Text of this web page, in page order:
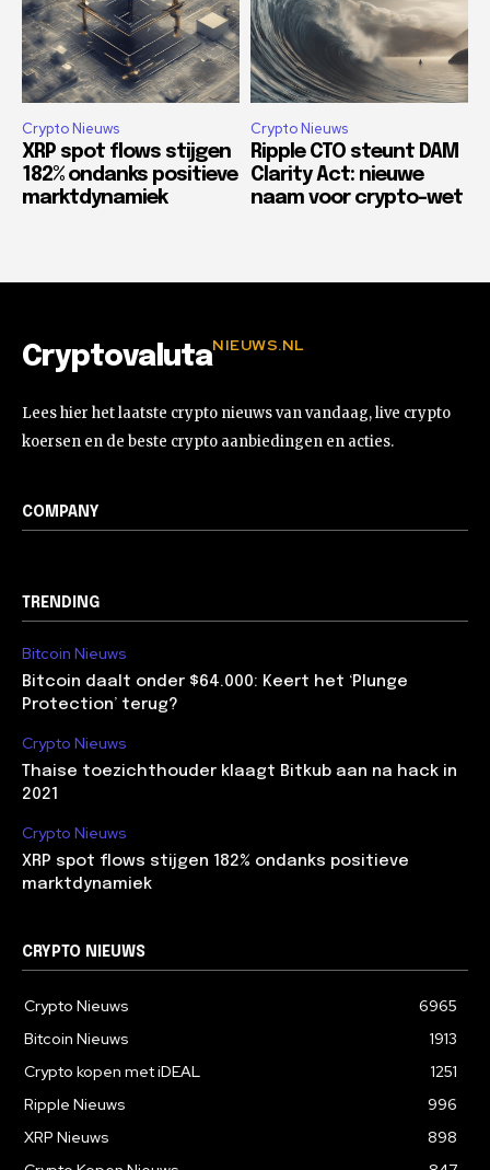
Crypto Nieuws
XRP spot flows stijgen
182% ondanks positieve
marktdynamiek
Crypto Nieuws
Ripple CTO steunt DAM
Clarity Act: nieuwe
naam voor crypto-wet
CryptovalutaNIEUWS.NL
Lees hier het laatste crypto nieuws van vandaag, live crypto
koersen en de beste crypto aanbiedingen en acties.
COMPANY
TRENDING
Bitcoin Nieuws
Bitcoin daalt onder $64.000: Keert het ‘Plunge
Protection’ terug?
Crypto Nieuws
Thaise toezichthouder klaagt Bitkub aan na hack in
2021
Crypto Nieuws
XRP spot flows stijgen 182% ondanks positieve
marktdynamiek
CRYPTO NIEUWS
Crypto Nieuws
6965
Bitcoin Nieuws
1913
Crypto kopen met iDEAL
1251
Ripple Nieuws
996
XRP Nieuws
898